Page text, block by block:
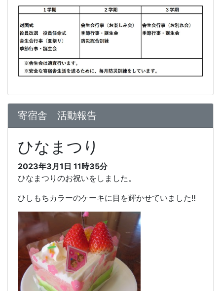
寄宿舎 活動報告
ひなまつり
2023年3月1日 11時35分
ひなまつりのお祝いをしました。
ひしもちカラーのケーキに目を輝かせていました‼